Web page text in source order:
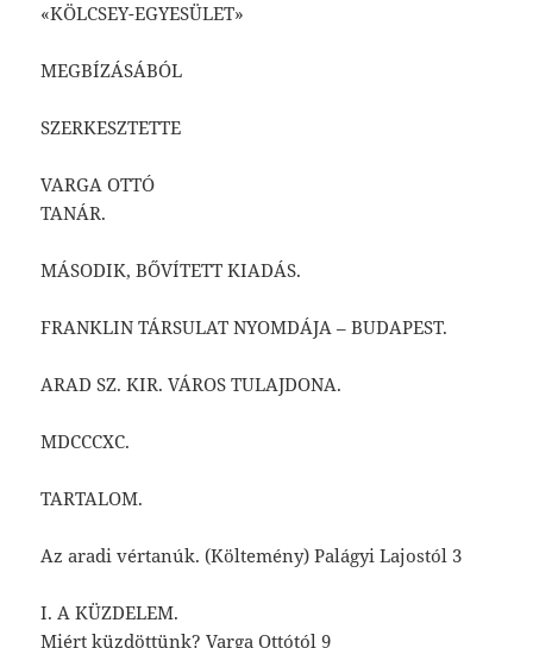
«KÖLCSEY-EGYESÜLET»
MEGBÍZÁSÁBÓL
SZERKESZTETTE
VARGA OTTÓ
TANÁR.
MÁSODIK, BŐVÍTETT KIADÁS.
FRANKLIN TÁRSULAT NYOMDÁJA – BUDAPEST.
ARAD SZ. KIR. VÁROS TULAJDONA.
MDCCCXC.
TARTALOM.
Az aradi vértanúk. (Költemény) Palágyi Lajostól 3
I. A KÜZDELEM.
Miért küzdöttünk? Varga Ottótól 9